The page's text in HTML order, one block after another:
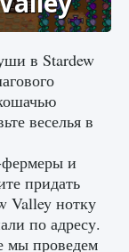
в Stardew
веселья в
фермеры и
придать
Valley нотку
по адресу.
мы проведем